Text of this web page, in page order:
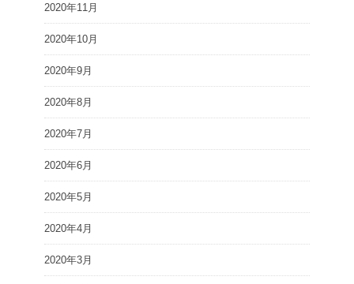
2020年11月
2020年10月
2020年9月
2020年8月
2020年7月
2020年6月
2020年5月
2020年4月
2020年3月